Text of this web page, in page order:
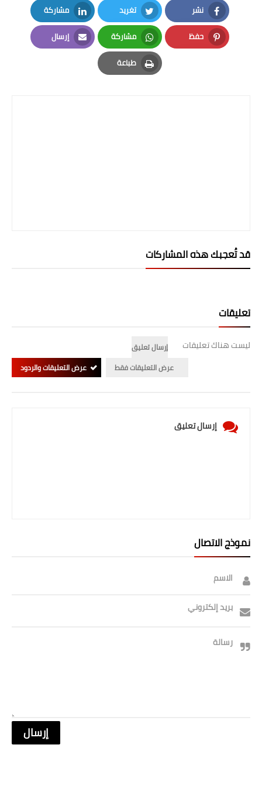
المرحلة الابتدائية
المرحلة المتوسطة
المرحلة الاعدادية
نشر
Facebook
تغريد
Twitter
مشاركة
LinkedIn
حفظ
Pinterest
مشاركة
Whatsapp
إرسال
Email
طباعة
Print
قد تُعجبك هذه المشاركات
تعليقات
ليست هناك تعليقات
إرسال تعليق
عرض التعليقات فقط
عرض التعليقات والردود
إرسال تعليق
نموذج الاتصال
الاسم
بريد إلكتروني
رسالة